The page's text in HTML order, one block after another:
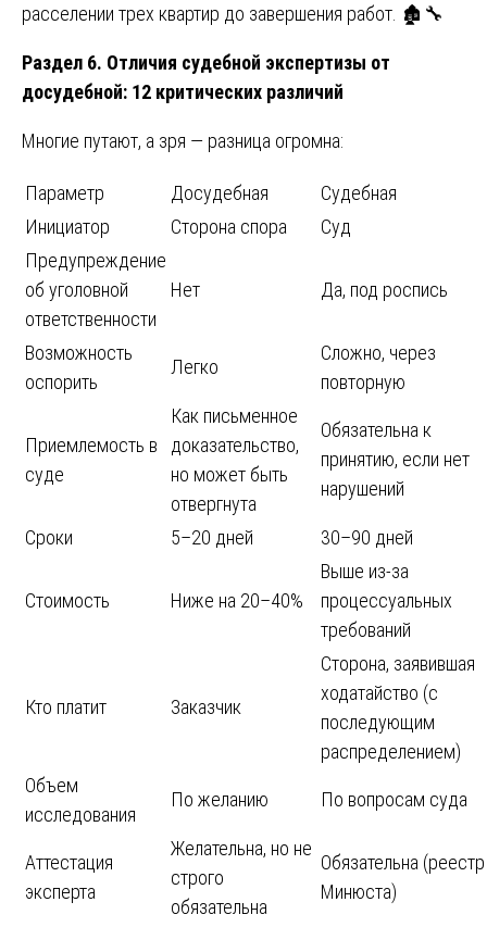
расселении трех квартир до завершения работ. 🏚️🔧
Раздел 6. Отличия судебной экспертизы от
досудебной: 12 критических различий
Многие путают, а зря — разница огромна:
Параметр Досудебная
Судебная
Инициатор
Сторона спора
Суд
Предупреждение
об уголовной
ответственности
Нет Да, под роспись
Возможность
оспорить
Легко
Сложно, через
повторную
Приемлемость в
суде
Как письменное
доказательство,
но может быть
отвергнута
Обязательна к
принятию, если нет
нарушений
Сроки 5–20 дней 30–90 дней
Стоимость Ниже на 20–40%
Выше из-за
процессуальных
требований
Кто платит Заказчик
Сторона, заявившая
ходатайство (с
последующим
распределением)
Объем
исследования
По желанию По вопросам суда
Аттестация
эксперта
Желательна, но не
строго
обязательна
Обязательна (реестр
Минюста)